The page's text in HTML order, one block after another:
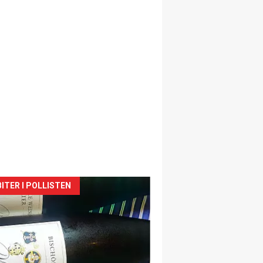
I POLLISTEN